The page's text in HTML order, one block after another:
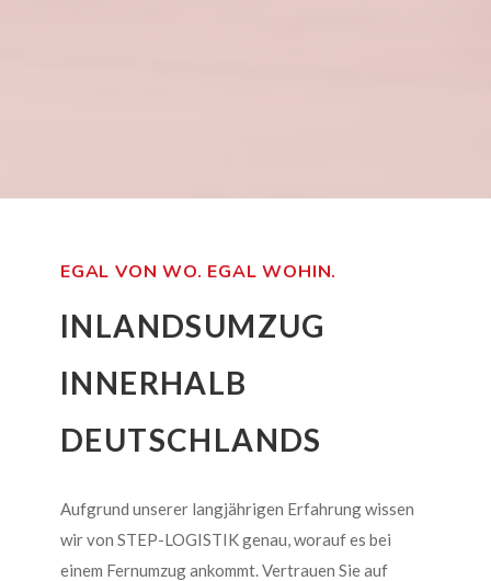
EGAL VON WO. EGAL WOHIN.
INLANDSUMZUG
INNERHALB
DEUTSCHLANDS
Aufgrund unserer langjährigen Erfahrung wissen
wir von STEP-LOGISTIK genau, worauf es bei
einem Fernumzug ankommt. Vertrauen Sie auf